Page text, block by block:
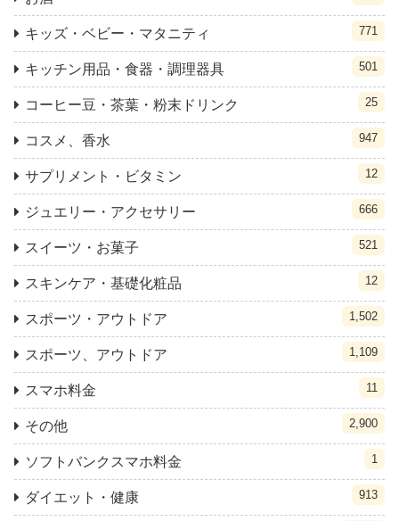
キッズ・ベビー・マタニティ 771
キッチン用品・食器・調理器具 501
コーヒー豆・茶葉・粉末ドリンク 25
コスメ、香水 947
サプリメント・ビタミン 12
ジュエリー・アクセサリー 666
スイーツ・お菓子 521
スキンケア・基礎化粧品 12
スポーツ・アウトドア 1,502
スポーツ、アウトドア 1,109
スマホ料金 11
その他 2,900
ソフトバンクスマホ料金 1
ダイエット・健康 913